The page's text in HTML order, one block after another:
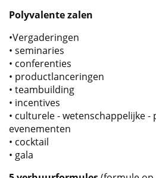
Polyvalente zalen
•Vergaderingen
• seminaries
• conferenties
• productlanceringen
• teambuilding
• incentives
• culturele - wetenschappelijke -
evenementen
• cocktail
• gala